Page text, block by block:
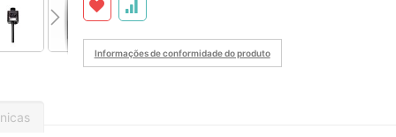
Informações de conformidade do produto